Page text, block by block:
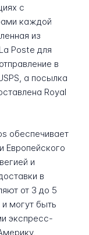
с
каждой
из
Poste для
в
а посылка
Royal
обеспечивает
Европейского
и
в
от 3 до 5
могут быть
экспресс-